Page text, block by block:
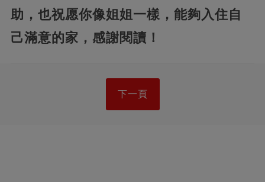
助，也祝愿你像姐姐一樣，能夠入住自
己滿意的家，感謝閱讀！
下一頁